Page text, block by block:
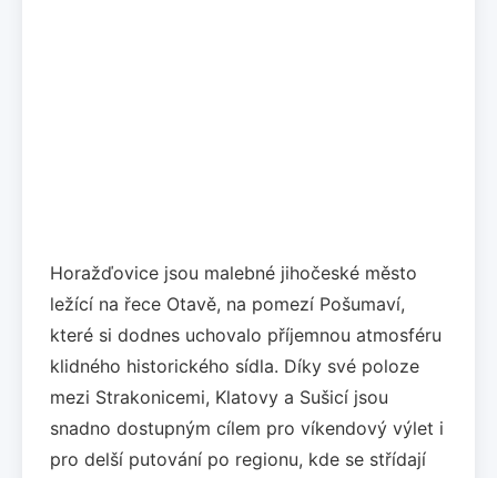
Horažďovice jsou malebné jihočeské město
ležící na řece Otavě, na pomezí Pošumaví,
které si dodnes uchovalo příjemnou atmosféru
klidného historického sídla. Díky své poloze
mezi Strakonicemi, Klatovy a Sušicí jsou
snadno dostupným cílem pro víkendový výlet i
pro delší putování po regionu, kde se střídají